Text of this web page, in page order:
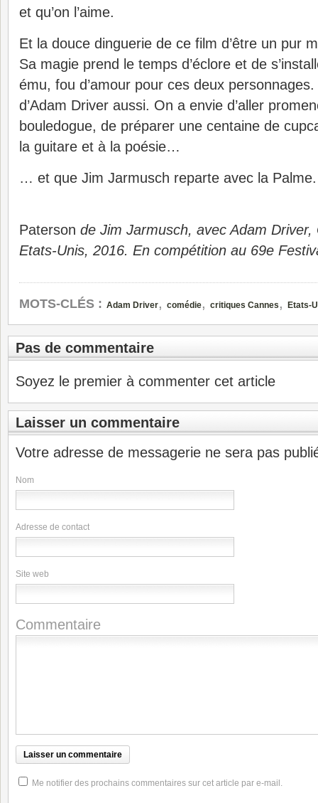
et qu’on l’aime.
Et la douce dinguerie de ce film d’être un pur
Sa magie prend le temps d’éclore et de
ému, fou d’amour pour ces deux
d’Adam Driver aussi. On a envie d’aller
bouledogue, de préparer une centaine de
la guitare et à la poésie…
… et que Jim Jarmusch reparte avec la Palme.
Paterson de Jim Jarmusch, avec Adam
Etats-Unis, 2016. En compétition au 69e
MOTS-CLÉS : Adam Driver, comédie, critiques Cannes , Etats-
Pas de commentaire
Soyez le premier à commenter cet article
Laisser un commentaire
Votre adresse de messagerie ne sera pas
Nom
Adresse de contact
Site web
Commentaire
Me notifier des prochains commentaires sur cet article par e-mail.